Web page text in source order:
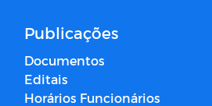
Publicações
Documentos
Editais
Horários Funcionários